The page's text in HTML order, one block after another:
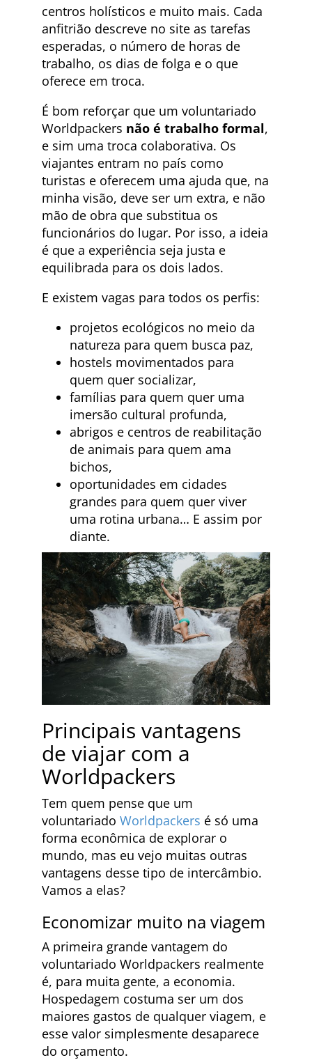
centros holísticos e muito mais. Cada
anfitrião descreve no site as tarefas
esperadas, o número de horas de
trabalho, os dias de folga e o que
oferece em troca.
É bom reforçar que um voluntariado
Worldpackers não é trabalho formal,
e sim uma troca colaborativa. Os
viajantes entram no país como
turistas e oferecem uma ajuda que, na
minha visão, deve ser um extra, e não
mão de obra que substitua os
funcionários do lugar. Por isso, a ideia
é que a experiência seja justa e
equilibrada para os dois lados.
E existem vagas para todos os perfis:
projetos ecológicos no meio da
natureza para quem busca paz,
hostels movimentados para
quem quer socializar,
famílias para quem quer uma
imersão cultural profunda,
abrigos e centros de reabilitação
de animais para quem ama
bichos,
oportunidades em cidades
grandes para quem quer viver
uma rotina urbana… E assim por
diante.
Principais vantagens
de viajar com a
Worldpackers
Tem quem pense que um
voluntariado Worldpackers é só uma
forma econômica de explorar o
mundo, mas eu vejo muitas outras
vantagens desse tipo de intercâmbio.
Vamos a elas?
Economizar muito na viagem
A primeira grande vantagem do
voluntariado Worldpackers realmente
é, para muita gente, a economia.
Hospedagem costuma ser um dos
maiores gastos de qualquer viagem, e
esse valor simplesmente desaparece
do orçamento.